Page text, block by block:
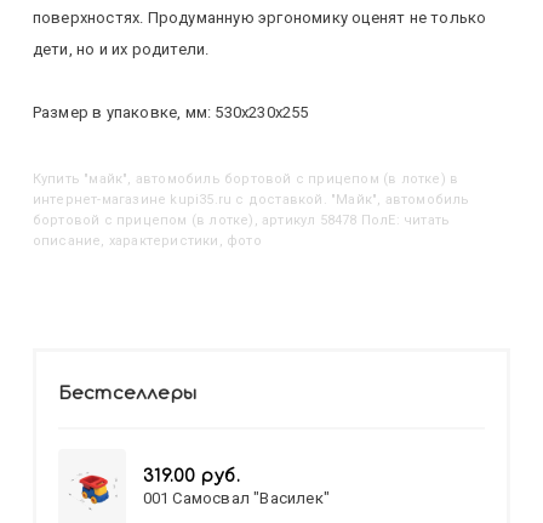
поверхностях. Продуманную эргономику оценят не только
дети, но и их родители.
Размер в упаковке, мм: 530х230х255
Купить "Майк", автомобиль бортовой с прицепом (в лотке) в
интернет-магазине kupi35.ru с доставкой. "Майк", автомобиль
бортовой с прицепом (в лотке), артикул 58478 ПолЕ: читать
описание, характеристики, фото
Бестселлеры
319.00 руб.
001 Самосвал "Василек"